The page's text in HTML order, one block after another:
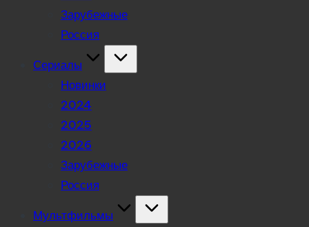
Зарубежные
Россия
Сериалы
Новинки
2024
2025
2026
Зарубежные
Россия
Мультфильмы